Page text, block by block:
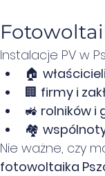
Instalacje PV w
🏠
🏢 firmy i
🚜 rolników i
🏘️
Nie ważne, czy
fotowoltaika